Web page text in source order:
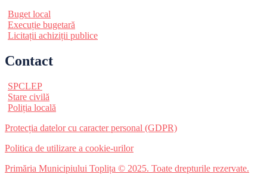
Buget local
Execuție bugetară
Licitații achiziții publice
Contact
SPCLEP
Stare civilă
Poliția locală
Protecția datelor cu caracter personal (GDPR)
Politica de utilizare a cookie-urilor
Primăria Municipiului Toplița © 2025. Toate drepturile rezervate.